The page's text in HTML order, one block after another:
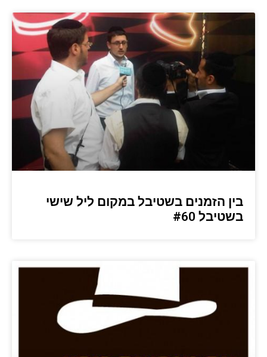
בין הזמנים בשטיבל במקום ליל שישי
בשטיבל #60